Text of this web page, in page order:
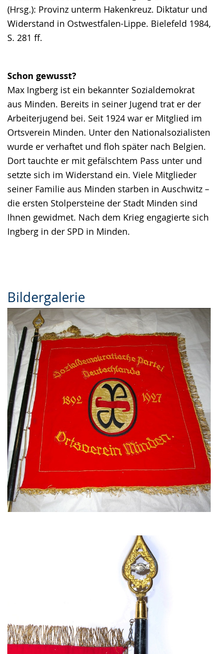
(Hrsg.): Provinz unterm Hakenkreuz. Diktatur und
Widerstand in Ostwestfalen-Lippe. Bielefeld 1984,
S. 281 ff.
Schon gewusst?
Max Ingberg ist ein bekannter Sozialdemokrat
aus Minden. Bereits in seiner Jugend trat er der
Arbeiterjugend bei. Seit 1924 war er Mitglied im
Ortsverein Minden. Unter den Nationalsozialisten
wurde er verhaftet und floh später nach Belgien.
Dort tauchte er mit gefälschtem Pass unter und
setzte sich im Widerstand ein. Viele Mitglieder
seiner Familie aus Minden starben in Auschwitz –
die ersten Stolpersteine der Stadt Minden sind
Ihnen gewidmet. Nach dem Krieg engagierte sich
Ingberg in der SPD in Minden.
Bildergalerie